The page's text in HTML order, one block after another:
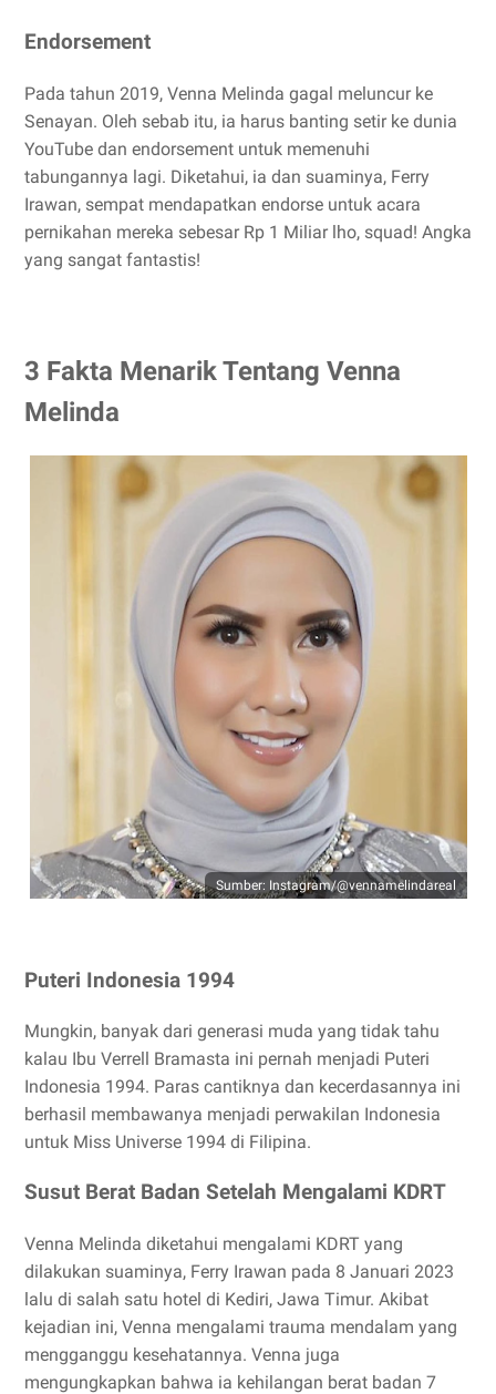
Endorsement
Pada tahun 2019, Venna Melinda gagal meluncur ke
Senayan. Oleh sebab itu, ia harus banting setir ke dunia
YouTube dan endorsement untuk memenuhi
tabungannya lagi. Diketahui, ia dan suaminya, Ferry
Irawan, sempat mendapatkan endorse untuk acara
pernikahan mereka sebesar Rp 1 Miliar lho, squad! Angka
yang sangat fantastis!
3 Fakta Menarik Tentang Venna
Melinda
Sumber: Instagram/@vennamelindareal
Puteri Indonesia 1994
Mungkin, banyak dari generasi muda yang tidak tahu
kalau Ibu Verrell Bramasta ini pernah menjadi Puteri
Indonesia 1994. Paras cantiknya dan kecerdasannya ini
berhasil membawanya menjadi perwakilan Indonesia
untuk Miss Universe 1994 di Filipina.
Susut Berat Badan Setelah Mengalami KDRT
Venna Melinda diketahui mengalami KDRT yang
dilakukan suaminya, Ferry Irawan pada 8 Januari 2023
lalu di salah satu hotel di Kediri, Jawa Timur. Akibat
kejadian ini, Venna mengalami trauma mendalam yang
mengganggu kesehatannya. Venna juga
mengungkapkan bahwa ia kehilangan berat badan 7